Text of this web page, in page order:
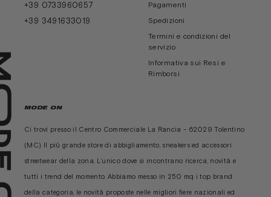
+39 0733960657
+39 3491633019
Pagamenti
Spedizioni
Termini e condizioni del
servizio
Informativa sui Resi e
Rimborsi
MODE ON
Ci trovi presso il Centro Commerciale La Rancia - 62029 Tolentino
(MC) Il più grande store di abbigliamento, sneakers ed accessori
streetwear della zona. L’unico dove si incontrano ricerca, novità e
tutti i trend del momento. Abbiamo messo in 250 mq i top brand
della categoria, le novità proposte nelle migliori fiere nazionali ed